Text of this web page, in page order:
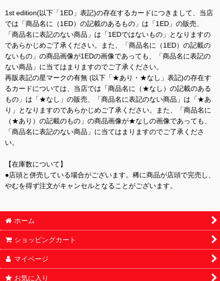
1st edition(以下「1ED」表記)の存在するカードにつきまして、当店
では「商品名に（1ED）の記載のあるもの」は「1ED」の販売、
「商品名に表記のない商品」は「1EDではないもの」となりますの
であらかじめご了承ください。また、「商品名に（1ED）の記載の
ないもの」の商品画像が1EDの画像であっても、「商品名に表記の
ない商品」に当てはまりますのでご了承ください。
再販表記の星マークの有無 (以下「★あり・★なし」表記)の存在す
るカードについては、当店では「商品名に（★なし）の記載のある
もの」は「★なし」の販売、「商品名に表記のない商品」は「★あ
り」となりますのであらかじめご了承ください。また、「商品名に
（★あり）の記載のもの」の商品画像が★なしの画像であっても、
「商品名に表記のない商品」に当てはまりますのでご了承くださ
い。
【在庫数について】
●店頭と併売している場合がございます。稀に商品が店頭で完売し、
やむを得ず注文がキャンセルとなることがございます。
ホーム
ショッピングカート
マイページ
お気に入り